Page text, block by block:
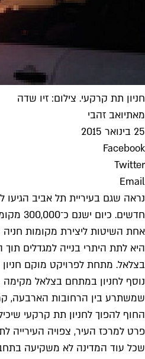
חניון תת קרקעי. צילום: זיו שדה
מאתיואב זהבי
25 בינואר 2015
Facebook
Twitter
Email
חדשים. כיום ישנם כ־300,000 מקומות חניה בעיר. על פי התוכנית, צפויים החניונים החדשים להיפתח עד שנת 2018 ולהקל במקצת את מצוקת החניה המוכרת והמעיקה.
אחת השיטות ליצירת מקומות חניה
היא לתת היתרי בנייה למגדלים
בצלאל. מתחת לפרויקט מוקם חניון הצפוי להכיל כ־600 מקומות חניה,
החוף להפוך לחניון תת קרקעי שיכיל כ־214 מקומות, ובפינת הרחובות יצחק שדה והמסגר יוקם חניון
שכל עוד המדינה לא משקיעה